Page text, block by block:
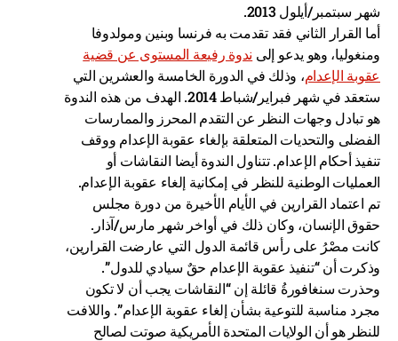
شهر سبتمبر/أيلول 2013.
أما القرار الثاني فقد تقدمت به فرنسا وبنين ومولدوفا
ومنغوليا، وهو يدعو إلى ندوة رفيعة المستوى عن قضية
عقوبة الإعدام، وذلك في الدورة الخامسة والعشرين التي
ستعقد في شهر فبراير/شباط 2014. الهدف من هذه الندوة
هو تبادل وجهات النظر عن التقدم المحرز والممارسات
الفضلى والتحديات المتعلقة بإلغاء عقوبة الإعدام ووقف
تنفيذ أحكام الإعدام. تتناول الندوة أيضا النقاشات أو
العمليات الوطنية للنظر في إمكانية إلغاء عقوبة الإعدام.
تم اعتماد القرارين في الأيام الأخيرة من دورة مجلس
حقوق الإنسان، وكان ذلك في أواخر شهر مارس/آذار.
كانت مصْرُ على رأس قائمة الدول التي عارضت القرارين،
وذكرت أن “تنفيذ عقوبة الإعدام حقٌ سيادي للدول”.
وحذرت سنغافورةُ قائلة إن “النقاشات يجب أن لا تكون
مجرد مناسبة للتوعية بشأن إلغاء عقوبة الإعدام”. واللافت
للنظر هو أن الولايات المتحدة الأمريكية صوتت لصالح